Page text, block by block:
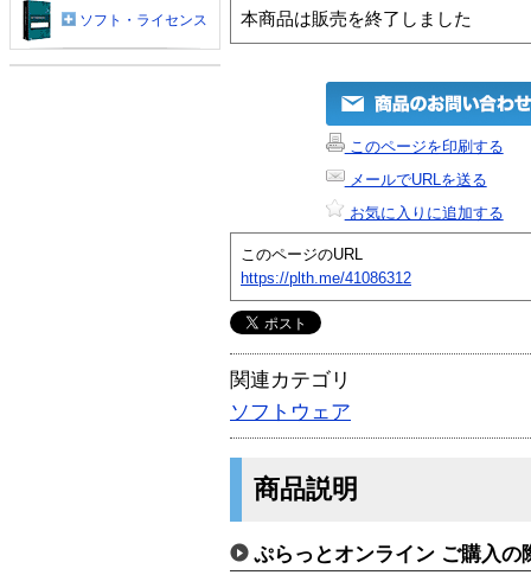
本商品は販売を終了しました
このページを印刷する
メールでURLを送る
お気に入りに追加する
このページのURL
https://plth.me/41086312
関連カテゴリ
ソフトウェア
商品説明
ぷらっとオンライン ご購入の
ソフト・ライセンス